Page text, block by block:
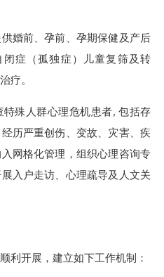
前、孕前、孕期保健及产后
症（孤独症）儿童复筛及转
疗。
殊人群心理危机患者, 包括存
历严重创伤、变故、灾害、疾
网格化管理，组织心理咨询专
入户走访、心理疏导及人文关
开展，建立如下工作机制：